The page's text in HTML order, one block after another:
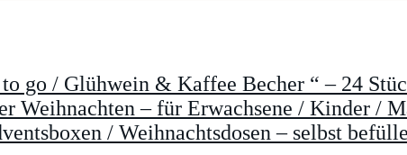
go / Glühwein & Kaffee Becher “ – 24
Weihnachten – für Erwachsene / Kinder /
/ Weihnachtsdosen – selbst